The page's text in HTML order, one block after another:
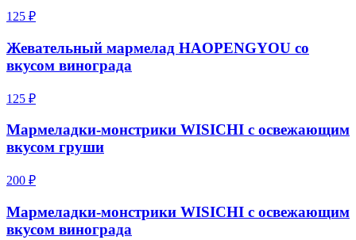
125 ₽
Жевательный мармелад HAOPENGYOU со
вкусом винограда
125 ₽
Мармеладки-монстрики WISICHI с освежающим
вкусом груши
200 ₽
Мармеладки-монстрики WISICHI с освежающим
вкусом винограда